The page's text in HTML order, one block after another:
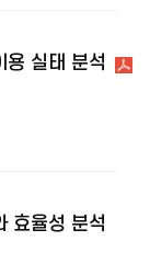
용 실태 분석
효율성 분석